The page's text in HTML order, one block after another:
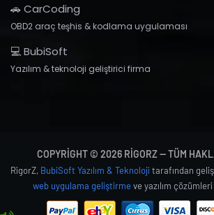
🚗 CarCoding
OBD2 araç teşhis & kodlama uygulaması
💻 BubiSoft
Yazılım & teknoloji geliştirici firma
COPYRIGHT © 2026 RIGORZ — TÜM
RigorZ, BubiSoft Yazılım & Teknoloji tarafından
web uygulama geliştirmeve yazılım